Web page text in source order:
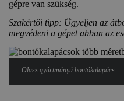
gépre van szükség.
Szakértői tipp: Ügyeljen az
megvédeni a gépet abban az
Olasz gyártmányú bontókalapács